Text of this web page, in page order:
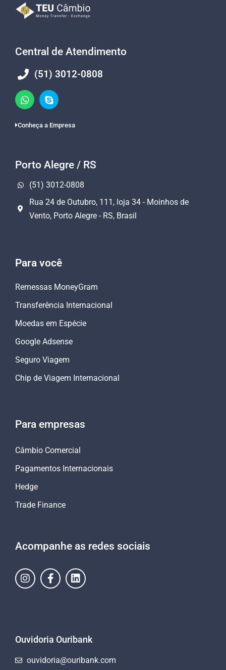
Central de Atendimento
(51) 3012-0808
Conheça a Empresa
Porto Alegre / RS
(51) 3012-0808
Rua 24 de Outubro, 111, loja 34 - Moinhos de
Vento, Porto Alegre - RS, Brasil
Para você
Remessas MoneyGram
Transferência Internacional
Moedas em Espécie
Google Adsense
Seguro Viagem
Chip de Viagem Internacional
Para empresas
Câmbio Comercial
Pagamentos Internacionais
Hedge
Trade Finance
Acompanhe as redes sociais
Ouvidoria Ouribank
ouvidoria@ouribank.com